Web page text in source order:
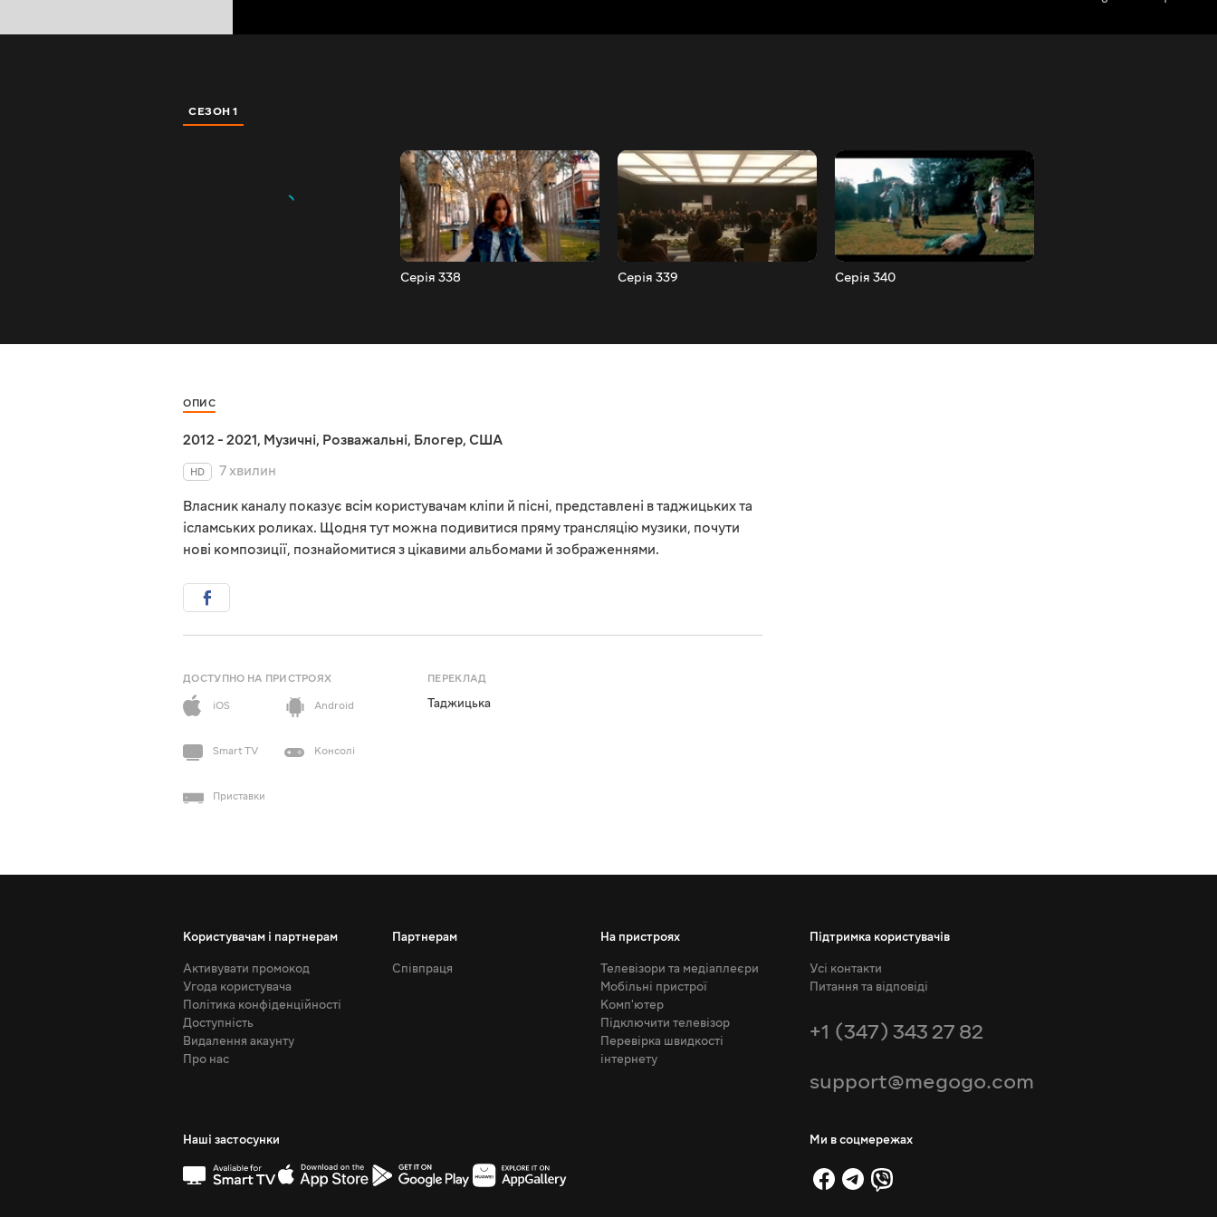
СЕЗОН 1
Серія 338 Серія 339 Серія 340
ОПИС
2012 - 2021, Музичні, Розважальні, Блогер, США
HD
7 хвилин
Власник каналу показує всім користувачам кліпи й пісні, представлені в таджицьких та
ісламських роликах. Щодня тут можна подивитися пряму трансляцію музики, почути
нові композиції, познайомитися з цікавими альбомами й зображеннями.
ДОСТУПНО НА ПРИСТРОЯХ
iOS
Android
Smart TV Консолі
Приставки
ПЕРЕКЛАД
Таджицька
Користувачам і партнерам
Активувати промокод
Угода користувача
Політика конфіденційності
Доступність
Видалення акаунту
Про нас
Партнерам
Співпраця
На пристроях
Телевізори та медіаплеєри
Мобільні пристрої
Комп'ютер
Підключити телевізор
Перевірка швидкості
інтернету
Підтримка користувачів
Усі контакти
Питання та відповіді
+1 (347) 343 27 82
support@megogo.com
Наші застосунки Ми в соцмережах